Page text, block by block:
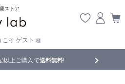
ストア
こそ ゲスト 様
以上ご購入で送料無料! 【重要】